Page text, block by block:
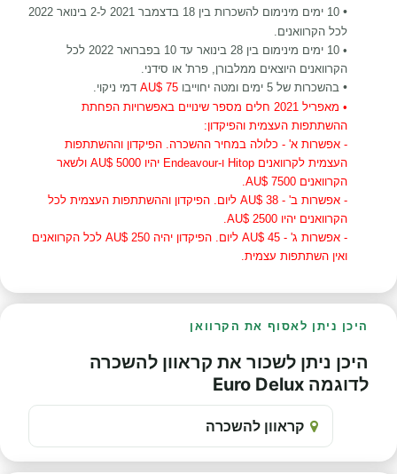
• 10 ימים מינימום להשכרות
בין 18 בדצמבר 2021 ל-2 בינואר 2022
לכל הקרוואנים.
• 10 ימים מינימום
בין 28 בינואר עד 10 בפברואר 2022 לכל
הקרוואנים היוצאים ממלבורן, פרת' או סידני.
• בהשכרות של 5 ימים ומטה יחוייבו 75 $AU
דמי ניקוי.
• מאפריל 2021 חלים מספר שינויים באפשרויות הפחתת
ההשתתפות העצמית והפיקדון:
- אפשרות א' - כלולה במחיר ההשכרה. הפיקדון וההשתתפות
העצמית לקרוואנים Hitop ו-Endeavour
יהיו 5000 $AU ולשאר
הקרוואנים 7500 $AU.
- אפשרות ב' - 38 $AU ליום. הפיקדון וההשתתפות העצמית לכל
הקרוואנים יהיו 2500
$AU.
- אפשרות ג' - 45 $AU ליום. הפיקדון יהיה 250 $AU לכל הקרוואנים
ואין השתתפות עצמית
היכן ניתן לאסוף את הקרוואן
היכן ניתן לשכור את קראוון להשכרה
לדוגמה Euro Delux
קראוון להשכרה